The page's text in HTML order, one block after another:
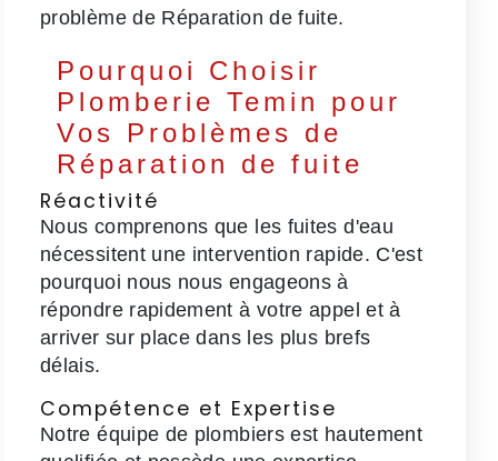
problème de Réparation de fuite.
Pourquoi Choisir
Plomberie Temin pour
Vos Problèmes de
Réparation de fuite
Réactivité
Nous comprenons que les fuites d'eau
nécessitent une intervention rapide. C'est
pourquoi nous nous engageons à
répondre rapidement à votre appel et à
arriver sur place dans les plus brefs
délais.
Compétence et Expertise
Notre équipe de plombiers est hautement